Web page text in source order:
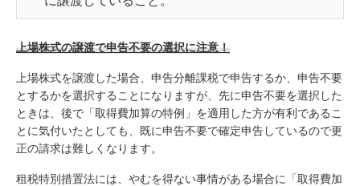
上場株式の譲渡で申告不要の選択に注意！
上場株式を譲渡した場合、申告分離課税で申告するか、申告不要
とするかを選択することになりますが、先に申告不要を選択した
ときは、後で「取得費加算の特例」を適用した方が有利であるこ
とに気付いたとしても、既に申告不要で確定申告しているので更
正の請求は難しくなります。
租税特別措置法には、やむを得ない事情がある場合に「取得費加